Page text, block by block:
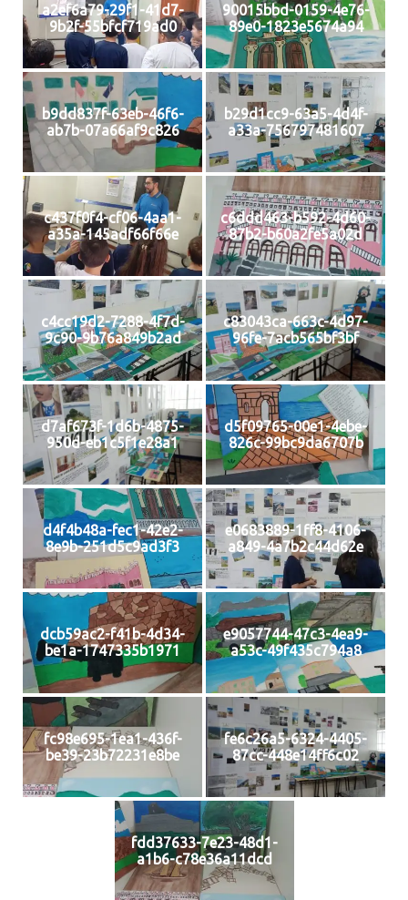
a2ef6a79-29f1-41d7-
9b2f-55bfcf719ad0
90015bbd-0159-4e76-
89e0-1823e5674a94
b9dd837f-63eb-46f6-
ab7b-07a66af9c826
b29d1cc9-63a5-4d4f-
a33a-756797481607
c437f0f4-cf06-4aa1-
a35a-145adf66f66e
c6ddd463-b592-4d60-
87b2-b60a2fe5a02d
c4cc19d2-7288-4f7d-
9c90-9b76a849b2ad
c83043ca-663c-4d97-
96fe-7acb565bf3bf
d7af673f-1d6b-4875-
950d-eb1c5f1e28a1
d5f09765-00e1-4ebe-
826c-99bc9da6707b
d4f4b48a-fec1-42e2-
8e9b-251d5c9ad3f3
e0683889-1ff8-4106-
a849-4a7b2c44d62e
dcb59ac2-f41b-4d34-
be1a-1747335b1971
e9057744-47c3-4ea9-
a53c-49f435c794a8
fc98e695-1ea1-436f-
be39-23b72231e8be
fe6c26a5-6324-4405-
87cc-448e14ff6c02
fdd37633-7e23-48d1-
a1b6-c78e36a11dcd